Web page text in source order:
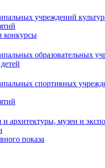
учреждений
конкурсы
образовательных
спортивных
архитектуры, музеи и
показа